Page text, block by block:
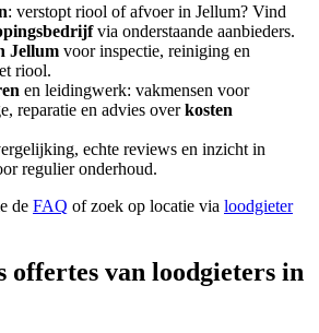
: verstopt riool of afvoer in Jellum? Vind
via onderstaande aanbieders.
Jellum voor inspectie, reiniging en
riool.
en leidingwerk: vakmensen voor
reparatie en advies overkosten
echte reviews en inzicht in
regulier onderhoud.
de FAQ of zoek op locatie via loodgieter
offertes van loodgieters in